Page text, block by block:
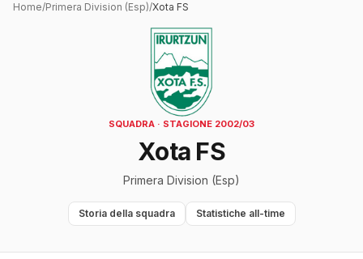
Home/Primera Division (Esp)/Xota FS
SQUADRA · STAGIONE 2002/03
Xota FS
Primera Division (Esp)
Storia della squadra Statistiche all-time